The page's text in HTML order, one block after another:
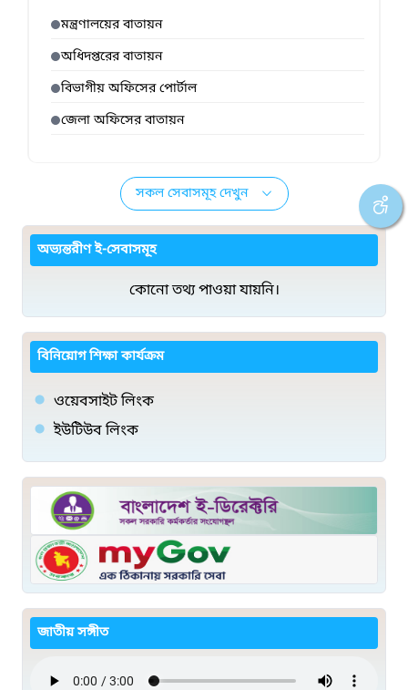
মন্ত্রণালয়ের বাতায়ন
অধিদপ্তরের বাতায়ন
বিভাগীয় অফিসের পোর্টাল
জেলা অফিসের বাতায়ন
সকল সেবাসমূহ দেখুন
অভ্যন্তরীণ ই-সেবাসমূহ
কোনো তথ্য পাওয়া যায়নি।
বিনিয়োগ শিক্ষা কার্যক্রম
ওয়েবসাইট লিংক
ইউটিউব লিংক
জাতীয় সঙ্গীত